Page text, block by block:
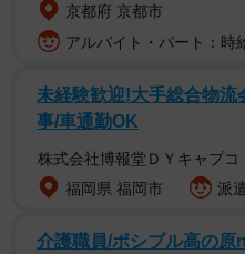
京都府 京都市
アルバイト・パート：時
未経験歓迎!大手総合物流
事/車通勤OK
株式会社博報堂ＤＹキャプコ
福岡県 福岡市
派
介護職員/ポシブル高の原